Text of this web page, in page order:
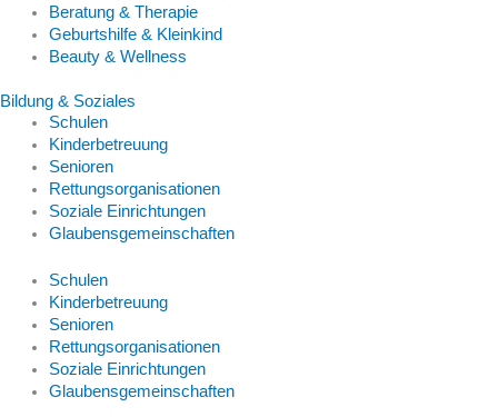
Beratung & Therapie
Geburtshilfe & Kleinkind
Beauty & Wellness
Bildung & Soziales
Schulen
Kinderbetreuung
Senioren
Rettungsorganisationen
Soziale Einrichtungen
Glaubensgemeinschaften
Schulen
Kinderbetreuung
Senioren
Rettungsorganisationen
Soziale Einrichtungen
Glaubensgemeinschaften